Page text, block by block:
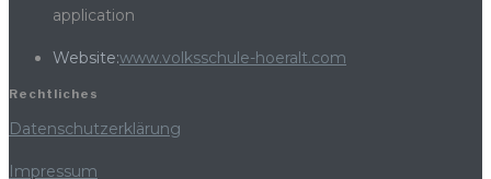
application
Website:www.volksschule-hoeralt.com
Rechtliches
Datenschutzerklärung
Impressum